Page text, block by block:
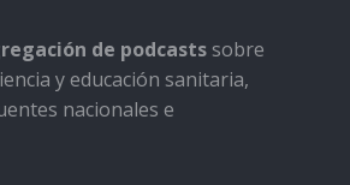
de podcastssobre
y educación sanitaria,
nacionales e